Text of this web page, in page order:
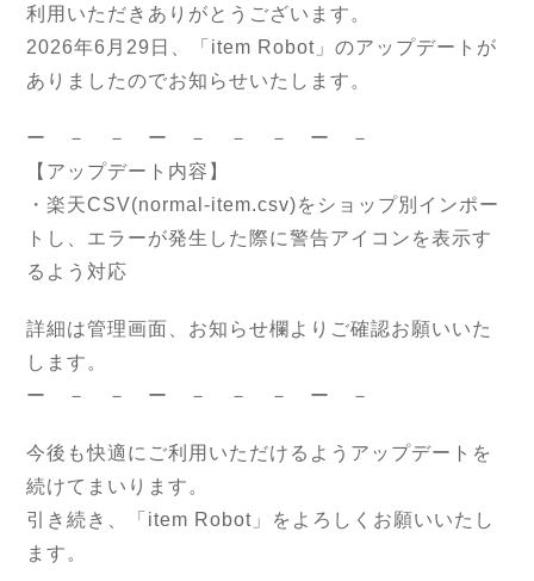
利用いただきありがとうございます。
2026年6月29日、「item Robot」のアップデートが
ありましたのでお知らせいたします。
ー － － ー － － － ー －
【アップデート内容】
・楽天CSV(normal-item.csv)をショップ別インポー
トし、エラーが発生した際に警告アイコンを表示す
るよう対応
詳細は管理画面、お知らせ欄よりご確認お願いいた
します。
ー － － ー － － － ー －
今後も快適にご利用いただけるようアップデートを
続けてまいります。
引き続き、「item Robot」をよろしくお願いいたし
ます。